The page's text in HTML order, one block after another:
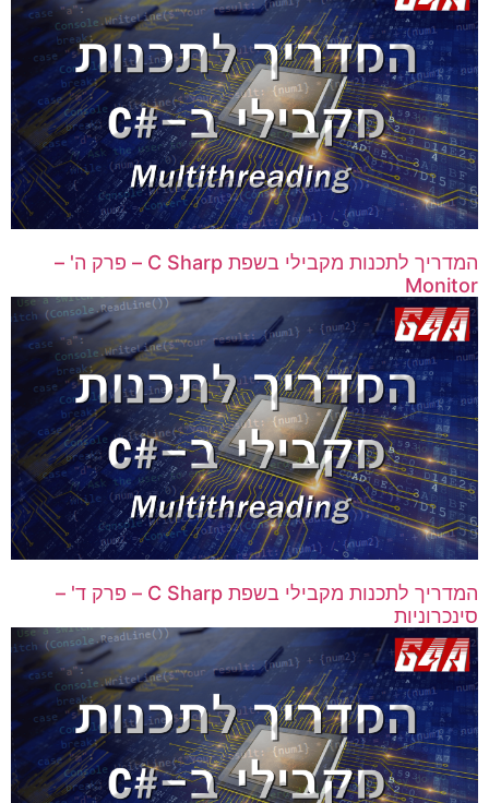
המדריך לתכנות מקבילי בשפת C Sharp – פרק ה' –
Monitor
המדריך לתכנות מקבילי בשפת C Sharp – פרק ד' –
סינכרוניות